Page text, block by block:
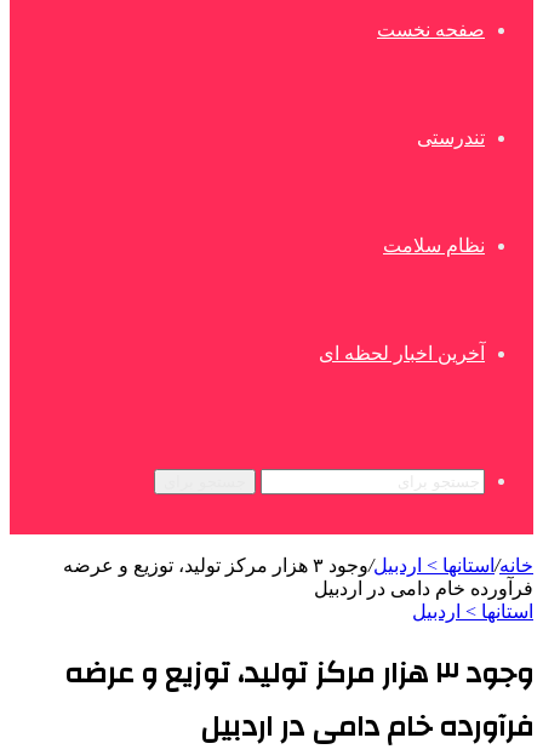
صفحه نخست
تندرستی
نظام سلامت
آخرین اخبار لحظه ای
خانه/ استانها > اردبیل/
وجود ۳ هزار مرکز تولید، توزیع و عرضه
فرآورده خام دامی در اردبیل
استانها > اردبیل
وجود ۳ هزار مرکز تولید، توزیع و عرضه
فرآورده خام دامی در اردبیل